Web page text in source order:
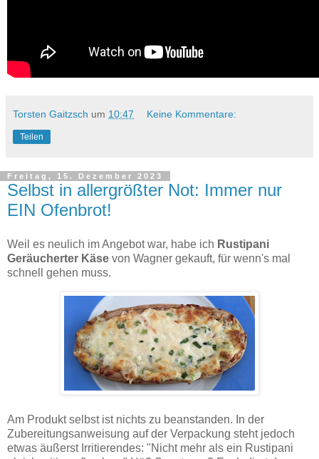
Torsten Gaitzsch um 10:47 Keine Kommentare:
Teilen
Freitag, 15. Dezember 2023
Selbst in allergrößter Not: Immer nur
EIN Ofenbrot!
Weil es neulich im Angebot war, habe ich Rustipani
Geräucherter Käse von Wagner gekauft, für wenn's mal
schnell gehen muss.
Am Produkt selbst ist nichts zu beanstanden. In der
Zubereitungsanweisung auf der Verpackung steht jedoch
etwas äußerst Irritierendes: "Nicht mehr als ein Rustipani